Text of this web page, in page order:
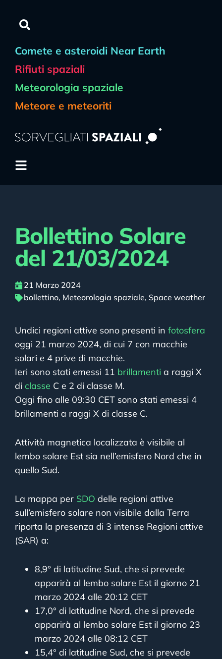
Comete e asteroidi Near Earth
Rifiuti spaziali
Meteorologia spaziale
Meteore e meteoriti
Bollettino Solare
del 21/03/2024
21 Marzo 2024
bollettino, Meteorologia spaziale, Space weather
Undici regioni attive sono presenti in fotosfera
oggi 21 marzo 2024, di cui 7 con macchie
solari e 4 prive di macchie.
Ieri sono stati emessi 11 brillamenti a raggi X
di classe C e 2 di classe M.
Oggi fino alle 09:30 CET sono stati emessi 4
brillamenti a raggi X di classe C.
Attività magnetica localizzata è visibile al
lembo solare Est sia nell’emisfero Nord che in
quello Sud.
La mappa per SDO delle regioni attive
sull’emisfero solare non visibile dalla Terra
riporta la presenza di 3 intense Regioni attive
(SAR) a:
8,9° di latitudine Sud, che si prevede
apparirà al lembo solare Est il giorno 21
marzo 2024 alle 20:12 CET
17,0° di latitudine Nord, che si prevede
apparirà al lembo solare Est il giorno 23
marzo 2024 alle 08:12 CET
15,4° di latitudine Sud, che si prevede